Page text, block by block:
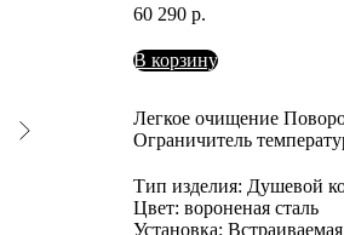
60 290 р.
В корзину
Легкое очищение
Ограничитель
Тип изделия: Душевой
Цвет: вороненая сталь
Установка: Встраиваемая